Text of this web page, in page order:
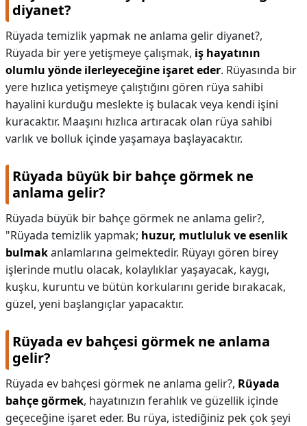
diyanet?
Rüyada temizlik yapmak ne anlama gelir diyanet?,
Rüyada bir yere yetişmeye çalışmak, iş hayatının
olumlu yönde ilerleyeceğine işaret eder. Rüyasında bir
yere hızlıca yetişmeye çalıştığını gören rüya sahibi
hayalini kurduğu meslekte iş bulacak veya kendi işini
kuracaktır. Maaşını hızlıca artıracak olan rüya sahibi
varlık ve bolluk içinde yaşamaya başlayacaktır.
Rüyada büyük bir bahçe görmek ne
anlama gelir?
Rüyada büyük bir bahçe görmek ne anlama gelir?,
"Rüyada temizlik yapmak; huzur, mutluluk ve esenlik
bulmakanlamlarına gelmektedir. Rüyayı gören birey
işlerinde mutlu olacak, kolaylıklar yaşayacak, kaygı,
kuşku, kuruntu ve bütün korkularını geride bırakacak,
güzel, yeni başlangıçlar yapacaktır.
Rüyada ev bahçesi görmek ne anlama
gelir?
Rüyada ev bahçesi görmek ne anlama gelir?, Rüyada
bahçe görmek, hayatınızın ferahlık ve güzellik içinde
geçeceğine işaret eder. Bu rüya, istediğiniz pek çok şeyi